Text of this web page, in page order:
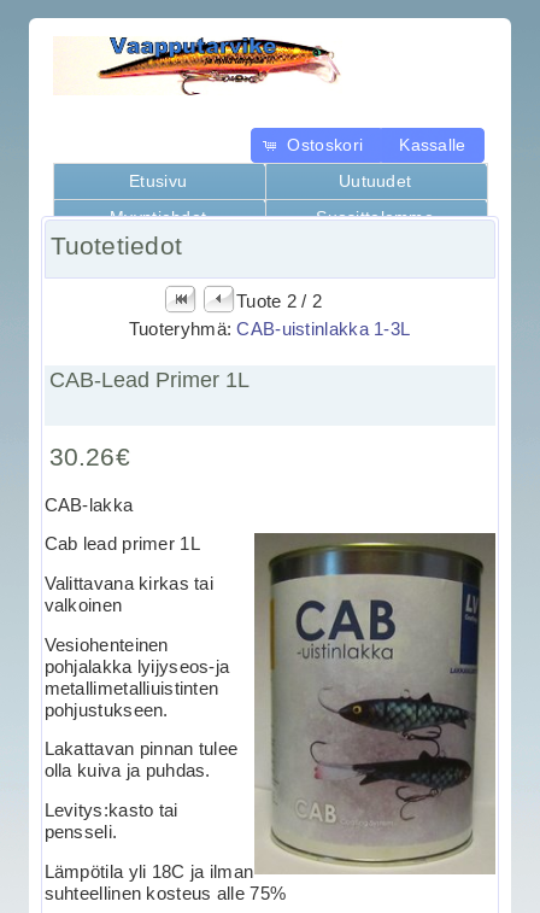
Ostoskori
Kassalle
Etusivu
Uutuudet
Myyntiehdot
Suosittelemme
Kaikki tuotteet
Tuotetiedot
Tuote 2 / 2
Tuoteryhmä:CAB-uistinlakka 1-3L
CAB-Lead Primer 1L
30.26€
CAB-lakka
Cab lead primer 1L
Valittavana kirkas tai
valkoinen
Vesiohenteinen
pohjalakka lyijyseos-ja
metallimetalliuistinten
pohjustukseen.
Lakattavan pinnan tulee
olla kuiva ja puhdas.
Levitys:kasto tai
pensseli.
Lämpötila yli 18C ja ilman
suhteellinen kosteus alle 75%